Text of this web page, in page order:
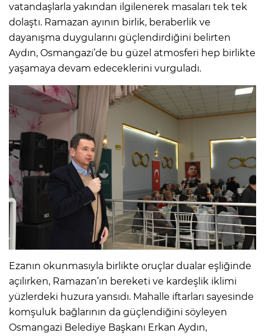
vatandaşlarla yakından ilgilenerek masaları tek tek
dolaştı. Ramazan ayının birlik, beraberlik ve
dayanışma duygularını güçlendirdiğini belirten
Aydın, Osmangazi’de bu güzel atmosferi hep birlikte
yaşamaya devam edeceklerini vurguladı.
Ezanın okunmasıyla birlikte oruçlar dualar eşliğinde
açılırken, Ramazan’ın bereketi ve kardeşlik iklimi
yüzlerdeki huzura yansıdı. Mahalle iftarları sayesinde
komşuluk bağlarının da güçlendiğini söyleyen
Osmangazi Belediye Başkanı Erkan Aydın,